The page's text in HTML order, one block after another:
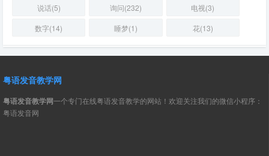
说话(5)
询问(232)
电视(3)
数字(14)
睡梦(1) 花(13)
粤语发音教学网
粤语发音教学网一个专门在线粤语发音教学的网站！欢迎关注我们的微信小程序：
粤语发音网